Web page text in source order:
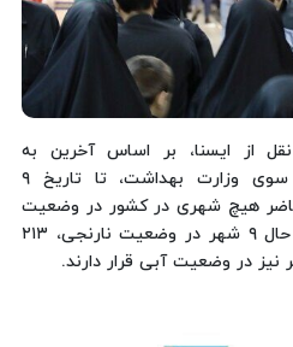
از ایسنا، بر اساس آخرین به
روزرسانی‌های اعلام شده از سوی وزارت بهداشت، تا تاریخ ۹
در حال حاضر هیچ شهری در کشور در وضعیت
قرمز کرونایی نیست. در عین حال ۹ شهر در وضعیت نارنجی، ۲۱۳